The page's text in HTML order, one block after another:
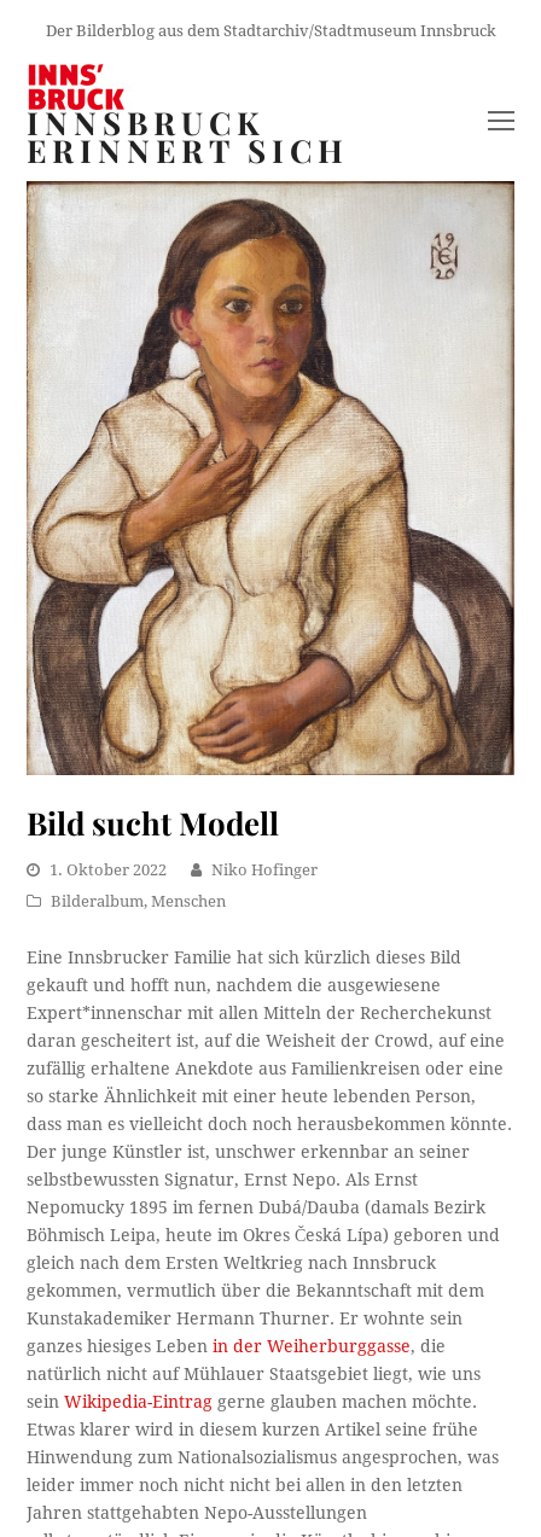
Der Bilderblog aus dem Stadtarchiv/Stadtmuseum Innsbruck
INNSBRUCK
ERINNERT SICH
Bild sucht Modell
1. Oktober 2022
Niko Hofinger
Bilderalbum,Menschen
Eine Innsbrucker Familie hat sich kürzlich dieses Bild
gekauft und hofft nun, nachdem die ausgewiesene
Expert*innenschar mit allen Mitteln der Recherchekunst
daran gescheitert ist, auf die Weisheit der Crowd, auf eine
zufällig erhaltene Anekdote aus Familienkreisen oder eine
so starke Ähnlichkeit mit einer heute lebenden Person,
dass man es vielleicht doch noch herausbekommen könnte.
Der junge Künstler ist, unschwer erkennbar an seiner
selbstbewussten Signatur, Ernst Nepo. Als Ernst
Nepomucky 1895 im fernen Dubá/Dauba (damals Bezirk
Böhmisch Leipa, heute im Okres Česká Lípa) geboren und
gleich nach dem Ersten Weltkrieg nach Innsbruck
gekommen, vermutlich über die Bekanntschaft mit dem
Kunstakademiker Hermann Thurner. Er wohnte sein
ganzes hiesiges Lebenin der Weiherburggasse, die
natürlich nicht auf Mühlauer Staatsgebiet liegt, wie uns
seinWikipedia-Eintrag gerne glauben machen möchte.
Etwas klarer wird in diesem kurzen Artikel seine frühe
Hinwendung zum Nationalsozialismus angesprochen, was
leider immer noch nicht nicht bei allen in den letzten
Jahren stattgehabten Nepo-Ausstellungen